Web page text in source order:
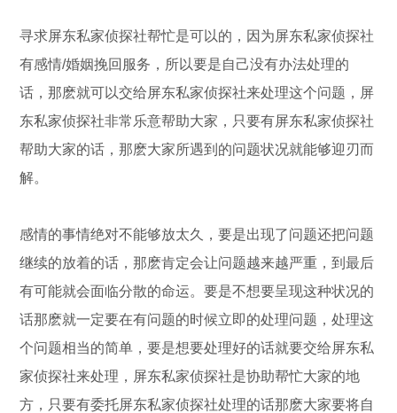
寻求屏东私家侦探社帮忙是可以的，因为屏东私家侦探社
有感情/婚姻挽回服务，所以要是自己没有办法处理的
话，那麽就可以交给屏东私家侦探社来处理这个问题，屏
东私家侦探社非常乐意帮助大家，只要有屏东私家侦探社
帮助大家的话，那麽大家所遇到的问题状况就能够迎刃而
解。
感情的事情绝对不能够放太久，要是出现了问题还把问题
继续的放着的话，那麽肯定会让问题越来越严重，到最后
有可能就会面临分散的命运。要是不想要呈现这种状况的
话那麽就一定要在有问题的时候立即的处理问题，处理这
个问题相当的简单，要是想要处理好的话就要交给屏东私
家侦探社来处理，屏东私家侦探社是协助帮忙大家的地
方，只要有委托屏东私家侦探社处理的话那麽大家要将自